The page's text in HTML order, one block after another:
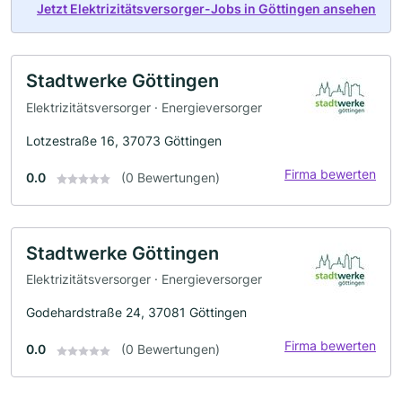
Jetzt Elektrizitätsversorger-Jobs in Göttingen ansehen
Stadtwerke Göttingen
Elektrizitätsversorger · Energieversorger
Lotzestraße 16, 37073 Göttingen
0.0 (0 Bewertungen) Firma bewerten
Stadtwerke Göttingen
Elektrizitätsversorger · Energieversorger
Godehardstraße 24, 37081 Göttingen
0.0 (0 Bewertungen) Firma bewerten